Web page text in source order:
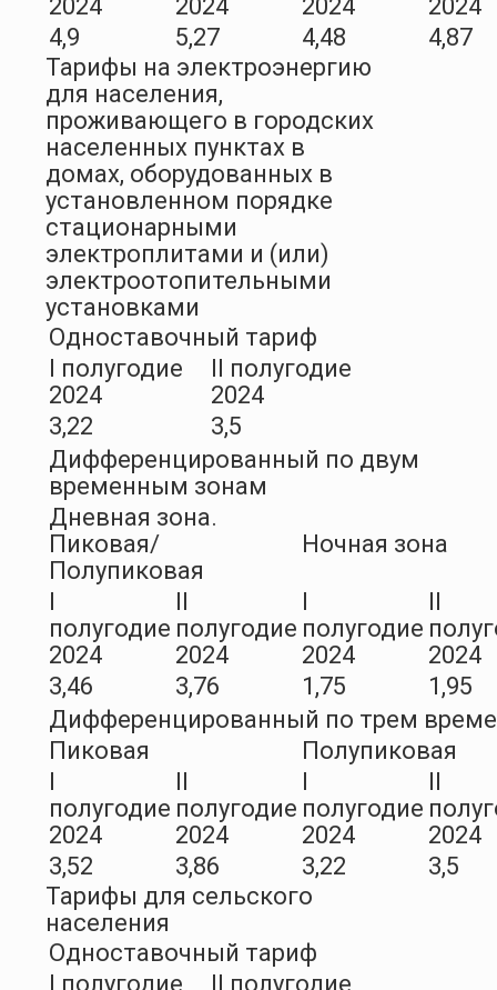
2024
2024
2024
2024
4,9
5,27 4,48
4,87
Тарифы на электроэнергию
для населения,
проживающего в городских
населенных пунктах в
домах, оборудованных в
установленном порядке
стационарными
электроплитами и (или)
электроотопительными
установками
Одноставочный тариф
I полугодие
2024
II полугодие
2024
3,22
3,5
Дифференцированный по двум
временным зонам
Дневная зона.
Пиковая/
Полупиковая
Ночная зона
полугодие
2024
полугодие
2024
полугодие
2024
2024
3,46
3,76 1,75
1,95
Дифференцированный по трем
Пиковая
Полупиковая
полугодие
2024
полугодие
2024
полугодие
2024
2024
3,52
3,86 3,22
3,5
Тарифы для сельского
населения
Одноставочный тариф
I полугодие
II полугодие